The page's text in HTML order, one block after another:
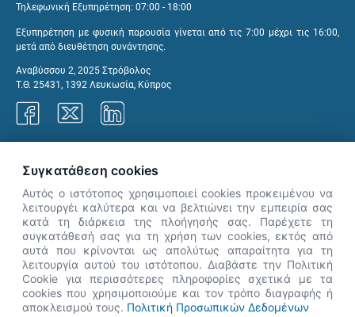
Τηλεφωνική Εξυπηρέτηση: 07:00 - 18:00
Εξυπηρέτηση με φυσική παρουσία γίνεται από τις 7:00 μέχρι τις 16:00,
μετά από διευθέτηση συνάντησης.
Αναβύσσου 2, 2025 Στρόβολος
Τ.Θ. 25431, 1392 Λευκωσία, Κύπρος
👋 Καλώς ήρθες! Είμαι η Νόησις.
Πες μου πώς μπορώ να σε βοηθήσω
σήμερα.
Συγκατάθεση cookies
Αυτός ο ιστότοπος χρησιμοποιεί cookies προκειμένου να
λειτουργέι καλύτερα και να βελτιώνει την εμπειρία σας
κατά τη διάρκεια της πλοήγησής σας. Παρέχετε τη
συγκατάθεσή σας για τη χρήση των cookies, εκτός από
αυτά που κρίνονται ως απολύτως απαραίτητα για τη
λειτουργία αυτού του ιστότοπου. Διαβάστε την Πολιτική
Cookie για περισσότερες πληροφορίες σχετικά με τα
cookies που χρησιμοποιούμε και τον τρόπο διαγραφής ή
αποκλεισμού τους. Πολιτική Προσωπικών Δεδομένων